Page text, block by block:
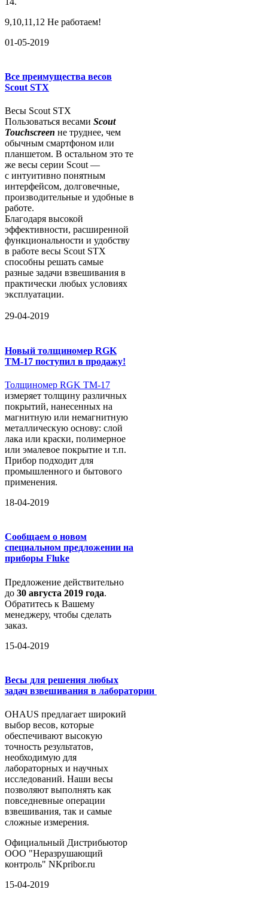
9,10,11,12 Не работаем!
01-05-2019
Все преимущества весов
Scout STX
Весы Scout STX
Пользоваться весами Scout
Touchscreen не труднее, чем
обычным смартфоном или
планшетом. В остальном это те
же весы серии Scout —
с интуитивно понятным
интерфейсом, долговечные,
производительные и удобные в
работе.
Благодаря высокой
эффективности, расширенной
функциональности и удобству
в работе весы Scout STX
способны решать самые
разные задачи взвешивания в
практически любых условиях
эксплуатации.
29-04-2019
Новый толщиномер RGK
TM-17 поступил в продажу!
Толщиномер RGK TM-17
измеряет толщину различных
покрытий, нанесенных на
магнитную или немагнитную
металлическую основу: слой
лака или краски, полимерное
или эмалевое покрытие и т.п.
Прибор подходит для
промышленного и бытового
применения.
18-04-2019
Сообщаем о новом
специальном предложении на
приборы Fluke
Предложение действительно
до 30 августа 2019 года.
Обратитесь к Вашему
менеджеру, чтобы сделать
заказ.
15-04-2019
Весы для решения любых
задач взвешивания в лаборатории
OHAUS предлагает широкий
выбор весов, которые
обеспечивают высокую
точность результатов,
необходимую для
лабораторных и научных
исследований. Наши весы
позволяют выполнять как
повседневные операции
взвешивания, так и самые
сложные измерения.
Официальный Дистрибьютор
ООО "Неразрушающий
контроль" NKpribor.ru
15-04-2019